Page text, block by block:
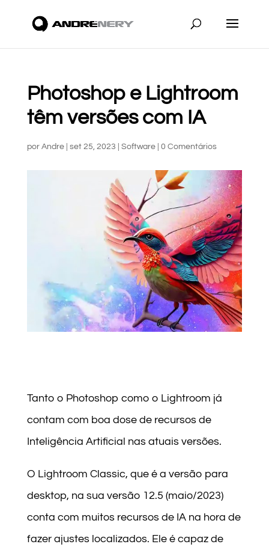
Photoshop e Lightroom
têm versões com IA
por Andre| set 25, 2023 Software| 0 Comentários
Tanto o Photoshop como o Lightroom já
contam com boa dose de recursos de
Inteligência Artificial nas atuais versões.
O Lightroom Classic, que é a versão para
desktop, na sua versão 12.5 (maio/2023)
conta com muitos recursos de IA na hora de
fazer ajustes localizados. Ele é capaz de